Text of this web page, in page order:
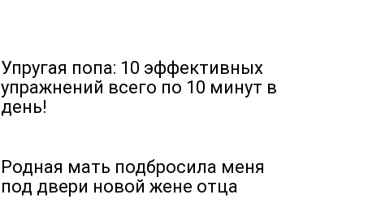
Упругая попа: 10 эффективных
упражнений всего по 10 минут в
день!
Родная мать подбросила меня
под двери новой жене отца